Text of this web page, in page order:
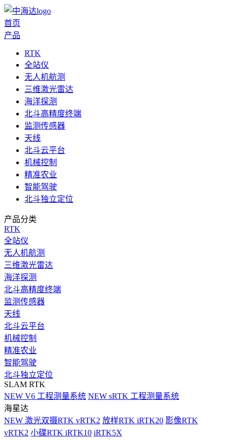
首页
产品
RTK
全站仪
无人机航测
三维激光雷达
海洋探测
北斗高精度终端
监测传感器
天线
北斗云平台
机械控制
精准农业
智能驾驶
北斗独立定位
产品分类
RTK
全站仪
无人机航测
三维激光雷达
海洋探测
北斗高精度终端
监测传感器
天线
北斗云平台
机械控制
精准农业
智能驾驶
北斗独立定位
SLAM RTK
NEW V6 工程测量系统 NEW sRTK 工程测量系统
海星达
NEW 激光双摄RTK vRTK2 放样RTK iRTK20 影像RTK
vRTK2 小碟RTK iRTK10 iRTK5X